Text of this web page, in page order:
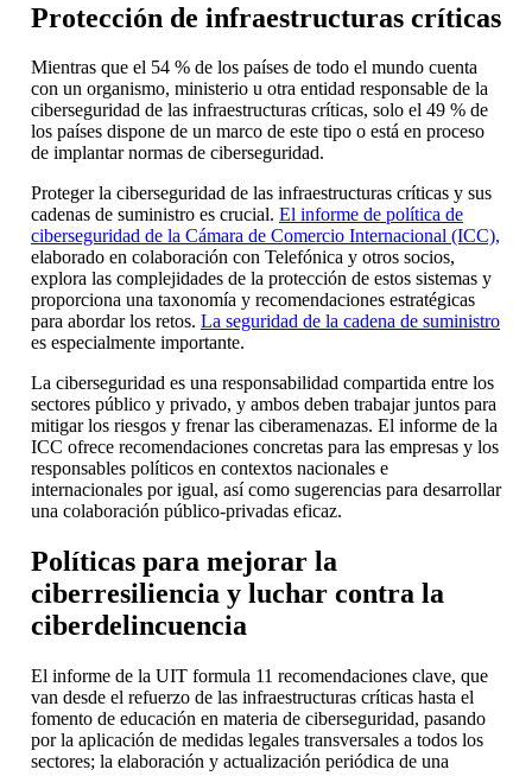
Protección de infraestructuras críticas
Mientras que el 54 % de los países de todo el mundo cuenta
con un organismo, ministerio u otra entidad responsable de la
ciberseguridad de las infraestructuras críticas, solo el 49 % de
los países dispone de un marco de este tipo o está en proceso
de implantar normas de ciberseguridad.
Proteger la ciberseguridad de las infraestructuras críticas y sus
cadenas de suministro es crucial. El informe de política de
ciberseguridad de la Cámara de Comercio Internacional (ICC),
elaborado en colaboración con Telefónica y otros socios,
explora las complejidades de la protección de estos sistemas y
proporciona una taxonomía y recomendaciones estratégicas
para abordar los retos. La seguridad de la cadena de suministro
es especialmente importante.
La ciberseguridad es una responsabilidad compartida entre los
sectores público y privado, y ambos deben trabajar juntos para
mitigar los riesgos y frenar las ciberamenazas. El informe de la
ICC ofrece recomendaciones concretas para las empresas y los
responsables políticos en contextos nacionales e
internacionales por igual, así como sugerencias para desarrollar
una colaboración público-privadas eficaz.
Políticas para mejorar la
ciberresiliencia y luchar contra la
ciberdelincuencia
El informe de la UIT formula 11 recomendaciones clave, que
van desde el refuerzo de las infraestructuras críticas hasta el
fomento de educación en materia de ciberseguridad, pasando
por la aplicación de medidas legales transversales a todos los
sectores; la elaboración y actualización periódica de una